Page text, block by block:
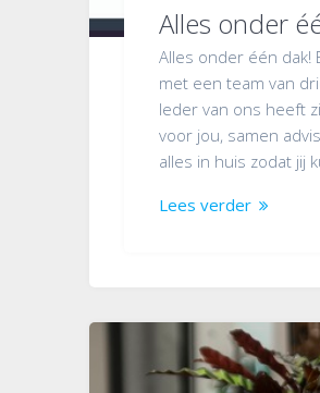
Alles onder
Alles onder één dak!
met een team van
Ieder van ons heeft
voor jou, samen
alles in huis zodat jij
Lees verder